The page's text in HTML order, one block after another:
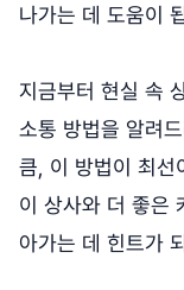
나가는 데 도움이
지금부터 현실 속
소통 방법을 알려
큼, 이 방법이 최선
이 상사와 더 좋은
아가는 데 힌트가